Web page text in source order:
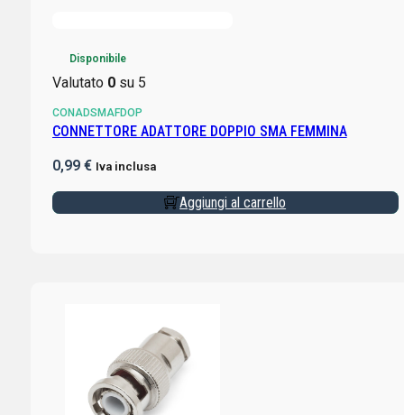
Disponibile
Valutato 0su 5
CONADSMAFDOP
CONNETTORE ADATTORE DOPPIO SMA FEMMINA
0,99 € Iva inclusa
Aggiungi al carrello